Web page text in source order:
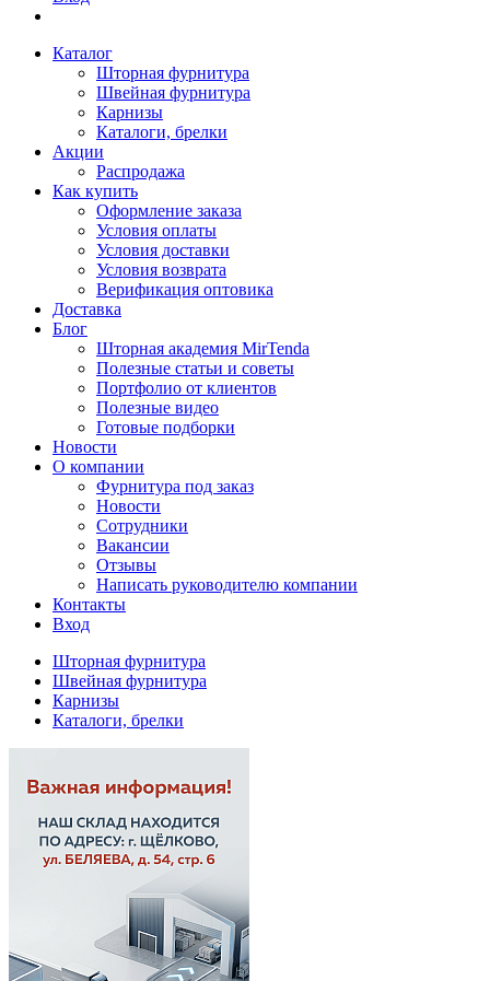
Каталог
Шторная фурнитура
Швейная фурнитура
Карнизы
Каталоги, брелки
Акции
Распродажа
Как купить
Оформление заказа
Условия оплаты
Условия доставки
Условия возврата
Верификация оптовика
Доставка
Блог
Шторная академия MirTenda
Полезные статьи и советы
Портфолио от клиентов
Полезные видео
Готовые подборки
Новости
О компании
Фурнитура под заказ
Новости
Сотрудники
Вакансии
Отзывы
Написать руководителю компании
Контакты
Вход
Шторная фурнитура
Швейная фурнитура
Карнизы
Каталоги, брелки